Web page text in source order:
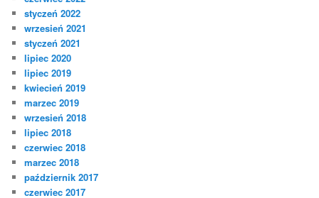
styczeń 2022
wrzesień 2021
styczeń 2021
lipiec 2020
lipiec 2019
kwiecień 2019
marzec 2019
wrzesień 2018
lipiec 2018
czerwiec 2018
marzec 2018
październik 2017
czerwiec 2017